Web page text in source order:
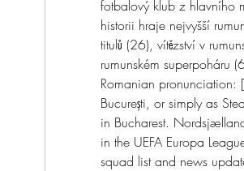
fotbalový klub z hlavního
historii hraje nejvyšší
titulů (26), vítězství v
rumunském superpoháru
Romanian pronunciation:
București, or simply as
in Bucharest.
in the UEFA Europa
squad list and news